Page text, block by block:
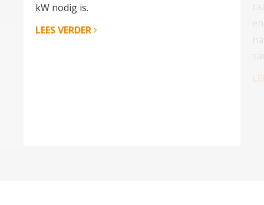
kW nodig is.
LEES VERDER